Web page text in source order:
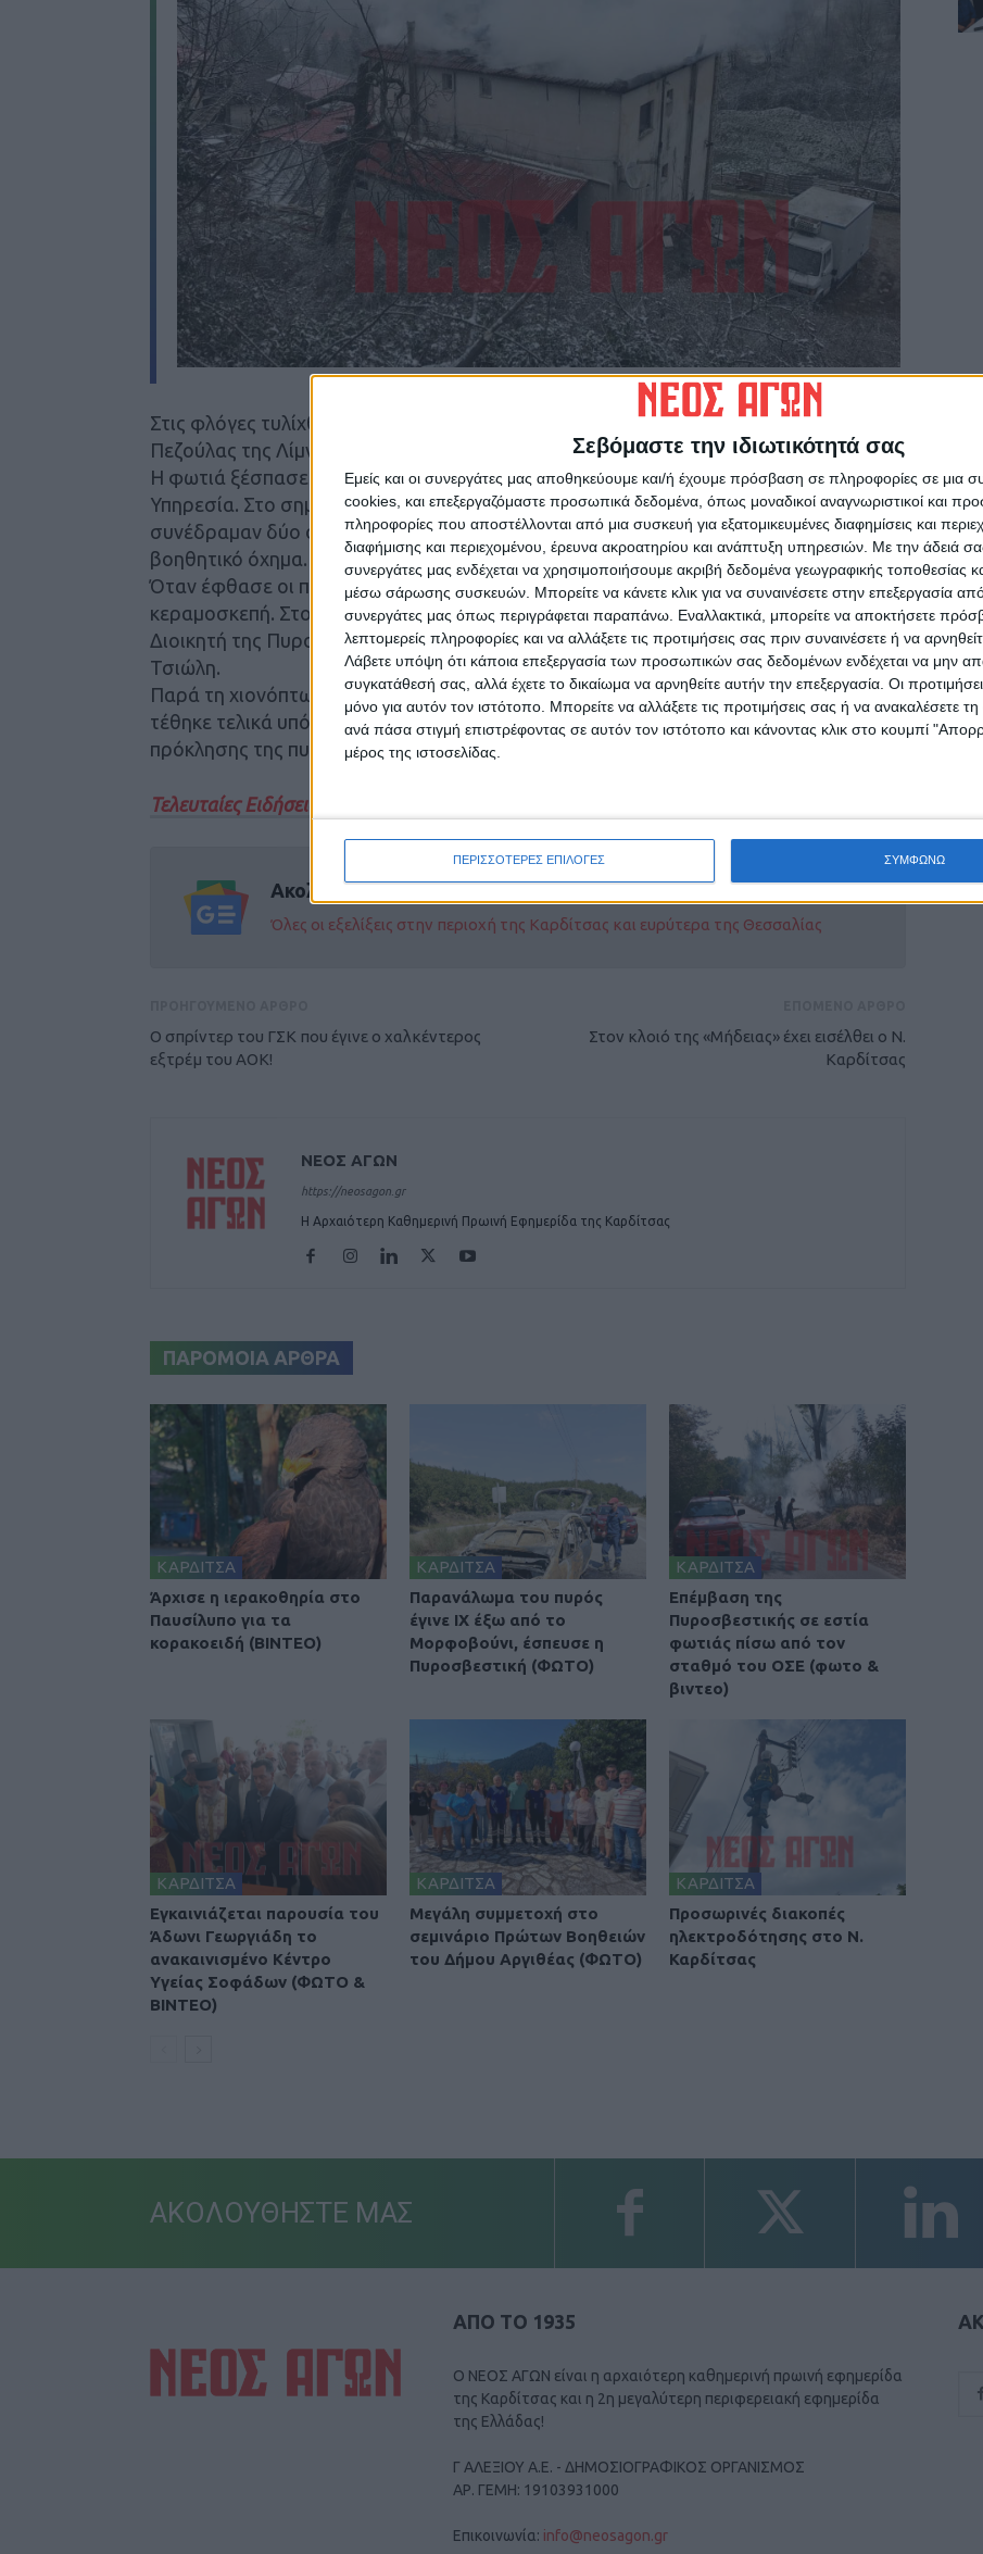
Σεβόμαστε την ιδιωτικότητά σας
Εμείς και οι συνεργάτες μας αποθηκεύουμε και/ή έχουμε πρόσβαση σε πληροφορίες σε μια
cookies, και επεξεργαζόμαστε προσωπικά δεδομένα, όπως μοναδικοί αναγνωριστικοί και
πληροφορίες που αποστέλλονται από μια συσκευή για εξατομικευμένες διαφημίσεις και
διαφήμισης και περιεχομένου, έρευνα ακροατηρίου και ανάπτυξη υπηρεσιών. Με την άδειά
συνεργάτες μας ενδέχεται να χρησιμοποιήσουμε ακριβή δεδομένα γεωγραφικής τοποθεσίας
μέσω σάρωσης συσκευών. Μπορείτε να κάνετε κλικ για να συναινέσετε στην επεξεργασία
συνεργάτες μας όπως περιγράφεται παραπάνω. Εναλλακτικά, μπορείτε να αποκτήσετε
λεπτομερείς πληροφορίες και να αλλάξετε τις προτιμήσεις σας πριν συναινέσετε ή να
Λάβετε υπόψη ότι κάποια επεξεργασία των προσωπικών σας δεδομένων ενδέχεται να μην
συγκατάθεσή σας, αλλά έχετε το δικαίωμα να αρνηθείτε αυτήν την επεξεργασία. Οι
μόνο για αυτόν τον ιστότοπο. Μπορείτε να αλλάξετε τις προτιμήσεις σας ή να ανακαλέσετε
ανά πάσα στιγμή επιστρέφοντας σε αυτόν τον ιστότοπο και κάνοντας κλικ στο κουμπί
μέρος της ιστοσελίδας.
ΠΕΡΙΣΣΟΤΕΡΕΣ ΕΠΙΛΟΓΕΣ ΣΥΜΦΩΝΩ
Στις φλόγες τυλίχθηκε το πρωί του Σαββάτου διώροφος ξενώνας στα Καλύβια
Πεζούλας της Λίμνης Πλαστήρα, με αποτέλεσμα να προκληθούν εκτεταμένες ζημιές.
Η φωτιά ξέσπασε περί τις 9.30 το πρωί και κλήθηκε να επέμβει η Πυροσβεστική
Υπηρεσία. Στο σημείο έσπευσαν τρία υδροφόρα οχήματα της Π.Υ. Καρδίτσας, ενώ
συνέδραμαν δύο οχήματα από τις Π.Υ Μουζακίου και Σοφάδων, καθώς και ένα ακόμη
βοηθητικό όχημα.
Όταν έφθασε οι πυροσβεστικές δυνάμεις η φωτιά είχε εξαπλωθεί στην
κεραμοσκεπή. Στο σημείο επιχείρησαν 14 πυροσβέστες, υπό τον συντονισμό του
Διοικητή της Πυροσβεστικής Υπηρεσίας Καρδίτσας Αντιπύραρχου κ. Κωνσταντίνου
Τσιώλη.
Παρά τη χιονόπτωση η οποία δυσχέρανε το έργο των πυροσβεστών, η πυρκαγιά
τέθηκε τελικά υπό έλεγχο. Ο ξενώνας υπέστη εκτεταμένες ζημιές, ενώ τα αίτια
πρόκλησης της πυρκαγιάς διερευνά το ανακριτικό της Πυροσβεστικής.
Τελευταίες Ειδήσεις Σήμερα
Ακολούθησε την εφημερίδα ΝΕΟΣ ΑΓΩΝ στο Google News!
Όλες οι εξελίξεις στην περιοχή της Καρδίτσας και ευρύτερα της Θεσσαλίας
Ο σπρίντερ του ΓΣΚ που έγινε ο χαλκέντερος
εξτρέμ του ΑΟΚ!
Στον κλοιό της «Μήδειας» έχει εισέλθει ο Ν.
Καρδίτσας
ΝΕΟΣ ΑΓΩΝ
https://neosagon.gr
Η Αρχαιότερη Καθημερινή Πρωινή Εφημερίδα της Καρδίτσας
ΠΑΡΟΜΟΙΑ ΑΡΘΡΑ
ΚΑΡΔΙΤΣΑ
Άρχισε η ιερακοθηρία στο
Παυσίλυπο για τα
κορακοειδή (ΒΙΝΤΕΟ)
ΚΑΡΔΙΤΣΑ
Παρανάλωμα του πυρός
έγινε ΙΧ έξω από το
Μορφοβούνι, έσπευσε η
Πυροσβεστική (ΦΩΤΟ)
ΚΑΡΔΙΤΣΑ
Επέμβαση της
Πυροσβεστικής σε εστία
φωτιάς πίσω από τον
σταθμό του ΟΣΕ (φωτο &
βιντεο)
ΚΑΡΔΙΤΣΑ
Εγκαινιάζεται παρουσία του
Άδωνι Γεωργιάδη το
ανακαινισμένο Κέντρο
Υγείας Σοφάδων (ΦΩΤΟ &
ΒΙΝΤΕΟ)
ΚΑΡΔΙΤΣΑ
Μεγάλη συμμετοχή στο
σεμινάριο Πρώτων Βοηθειών
του Δήμου Αργιθέας (ΦΩΤΟ)
ΚΑΡΔΙΤΣΑ
Προσωρινές διακοπές
ηλεκτροδότησης στο Ν.
Καρδίτσας
ΑΚΟΛΟΥΘΗΣΤΕ ΜΑΣ
ΑΠΟ ΤΟ 1935
Ο ΝΕΟΣ ΑΓΩΝ είναι η αρχαιότερη καθημερινή πρωινή εφημερίδα
της Καρδίτσας και η 2η μεγαλύτερη περιφερειακή εφημερίδα
της Ελλάδας!
Γ ΑΛΕΞΙΟΥ Α.Ε. - ΔΗΜΟΣΙΟΓΡΑΦΙΚΟΣ ΟΡΓΑΝΙΣΜΟΣ
ΑΡ. ΓΕΜΗ: 19103931000
Επικοινωνία: info@neosagon.gr